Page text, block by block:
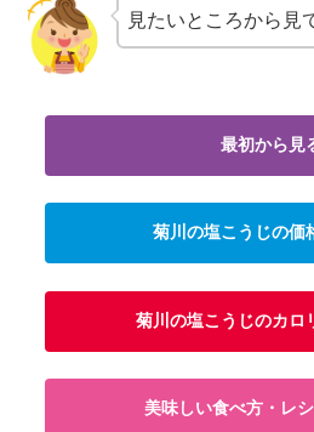
見たいところから見
最初から見
菊川の塩こうじの価
菊川の塩こうじのカロ
美味しい食べ方・レ